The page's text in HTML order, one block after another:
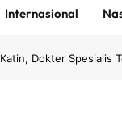
Internasional
Katin, Dokter Spesialis